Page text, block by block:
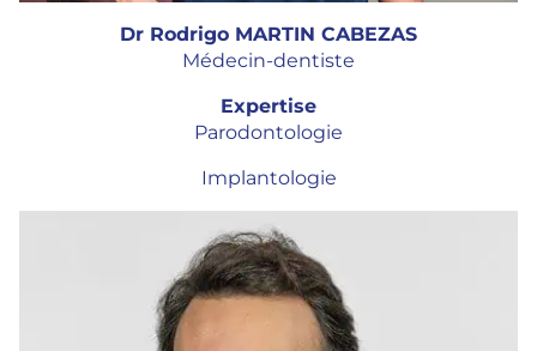
Dr Rodrigo MARTIN CABEZAS
Médecin-dentiste
Expertise
Parodontologie
Implantologie